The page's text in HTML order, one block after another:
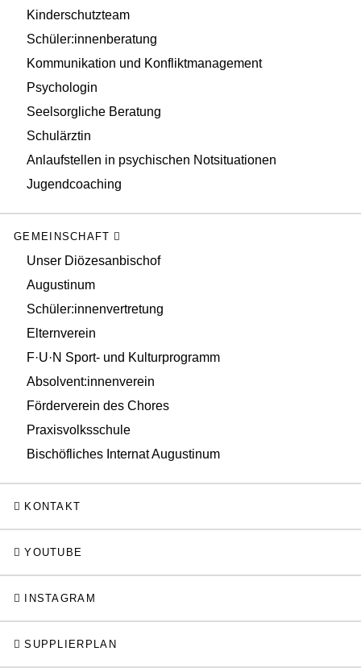
Kinderschutzteam
Schüler:innenberatung
Kommunikation und Konfliktmanagement
Psychologin
Seelsorgliche Beratung
Schulärztin
Anlaufstellen in psychischen Notsituationen
Jugendcoaching
GEMEINSCHAFT
Unser Diözesanbischof
Augustinum
Schüler:innenvertretung
Elternverein
F·U·N Sport- und Kulturprogramm
Absolvent:innenverein
Förderverein des Chores
Praxisvolksschule
Bischöfliches Internat Augustinum
KONTAKT
YOUTUBE
INSTAGRAM
SUPPLIERPLAN